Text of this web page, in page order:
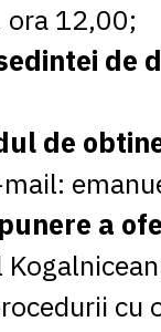
12,00;
de
de
a
cu